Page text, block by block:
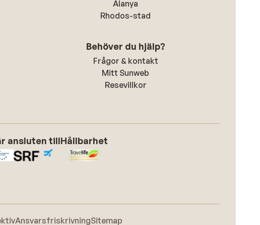
Alanya
Rhodos-stad
Behöver du hjälp?
Frågor & kontakt
Mitt Sunweb
Resevillkor
ansluten tillHållbarhet
AnsvarsfriskrivningSitemap